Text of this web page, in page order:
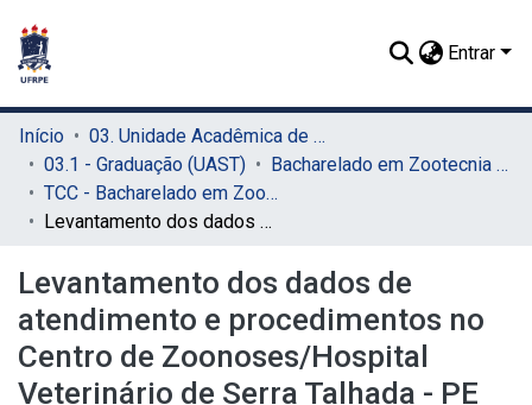
Entrar
Início
03. Unidade Acadêmica de Serra Talhada (UAST)
03.1 - Graduação (UAST)
Bacharelado em Zootecnia (UAST)
TCC - Bacharelado em Zootecnia (UAST)
Levantamento dos dados de atendimento e procedimentos no Centro de Zoonoses/Hospital Veterinário de Serra Talhada - PE
Levantamento dos dados de
atendimento e procedimentos no
Centro de Zoonoses/Hospital
Veterinário de Serra Talhada - PE